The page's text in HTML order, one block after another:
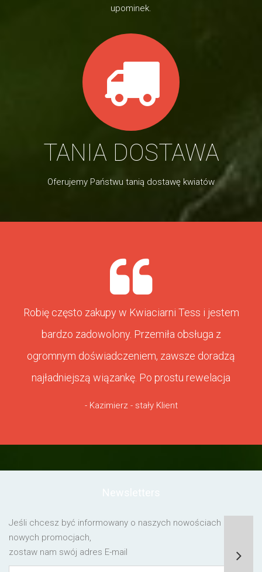
upominek.
TANIA DOSTAWA
Oferujemy Państwu tanią dostawę kwiatów
Robię często zakupy w Kwiaciarni Tess i jestem
bardzo zadowolony. Przemiła obsługa z
ogromnym doświadczeniem, zawsze doradzą
najładniejszą wiązankę. Po prostu rewelacja
- Kazimierz - stały Klient
Jeśli chcesz być informowany o naszych nowościach lub o
nowych promocjach,
zostaw nam swój adres E-mail